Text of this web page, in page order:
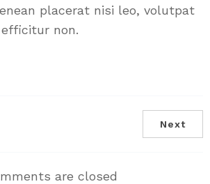
placerat nisi leo, volutpat
non.
Next
are closed